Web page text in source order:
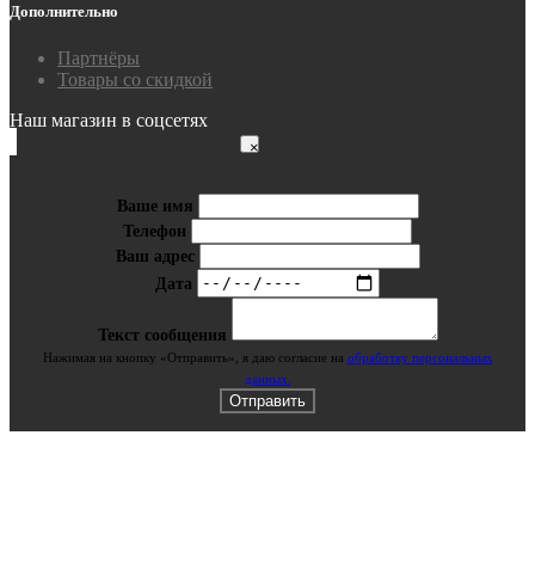
Дополнительно
Партнёры
Товары со скидкой
Наш магазин в соцсетях
×
Ваше имя
Телефон
Ваш адрес
Дата
Текст сообщения
Нажимая на кнопку «Отправить», я даю cогласие на обработку персональных
данных.